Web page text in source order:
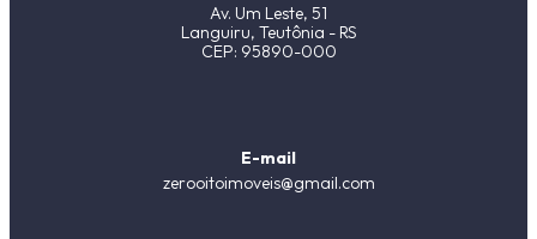
Av. Um Leste, 51
Languiru, Teutônia - RS
CEP: 95890-000
E-mail
zerooitoimoveis@gmail.com